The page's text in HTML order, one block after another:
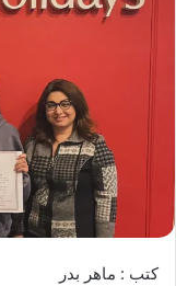
كتب : ماهر بدر